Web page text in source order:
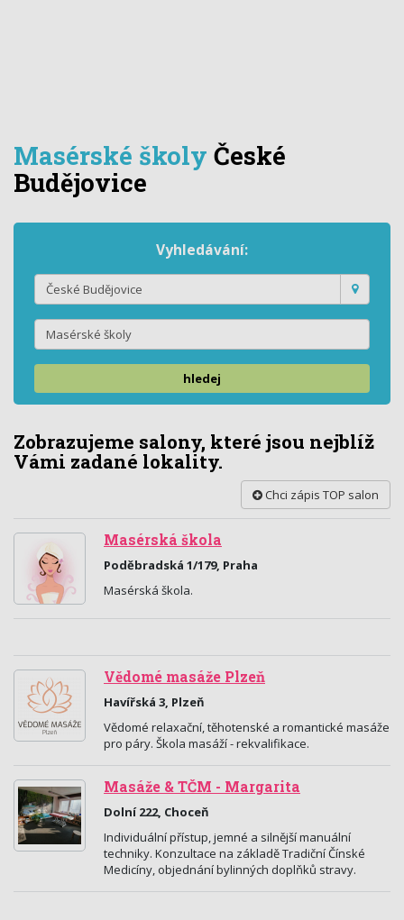
Masérské školy České
Budějovice
Vyhledávání:
hledej
Zobrazujeme salony, které jsou nejblíž
Vámi zadané lokality.
Chci zápis TOP salon
Masérská škola
Poděbradská 1/179, Praha
Masérská škola.
Vědomé masáže Plzeň
Havířská 3, Plzeň
Vědomé relaxační, těhotenské a romantické masáže
pro páry. Škola masáží - rekvalifikace.
Masáže & TČM - Margarita
Dolní 222, Choceň
Individuální přístup, jemné a silnější manuální
techniky. Konzultace na základě Tradiční Čínské
Medicíny, objednání bylinných doplňků stravy.